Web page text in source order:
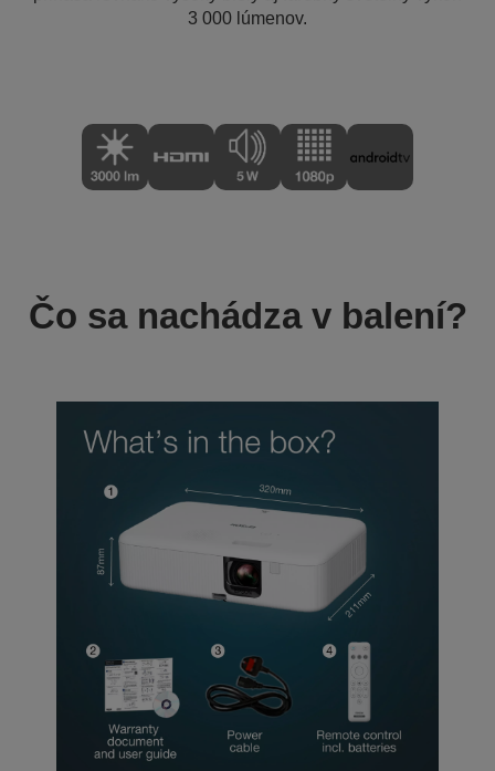
3 000 lúmenov.
Čo sa nachádza v balení?